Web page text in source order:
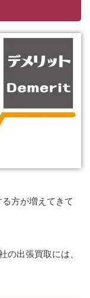
方が増えてきて
の出張買取には、